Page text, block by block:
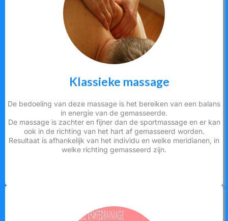
Klassieke massage
De bedoeling van deze massage is het bereiken van een balans
in energie van de gemasseerde.
De massage is zachter en fijner dan de sportmassage en er kan
ook in de richting van het hart af gemasseerd worden.
Resultaat is afhankelijk van het individu en welke meridianen, in
welke richting gemasseerd zijn.